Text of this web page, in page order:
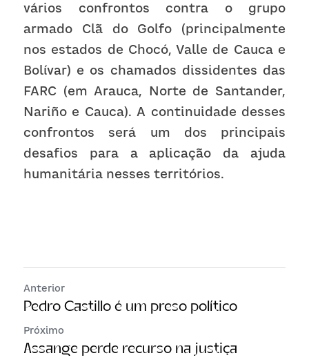
vários confrontos contra o grupo
armado Clã do Golfo (principalmente
nos estados de Chocó, Valle de Cauca e
Bolívar) e os chamados dissidentes das
FARC (em Arauca, Norte de Santander,
Nariño e Cauca). A continuidade desses
confrontos será um dos principais
desafios para a aplicação da ajuda
humanitária nesses territórios.
Anterior
Pedro Castillo é um preso político
Próximo
Assange perde recurso na justiça